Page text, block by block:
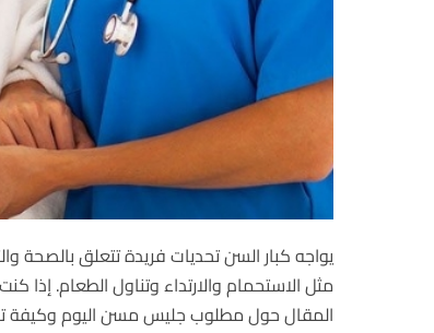
يواجه كبار السن تحديات فريدة تتعلق بالصحة
مثل الاستحمام والارتداء وتناول الطعام.
المقال حول مطلوب جليس مسن اليوم وكيفة